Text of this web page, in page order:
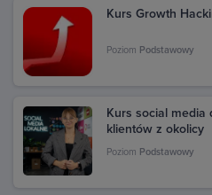
Kurs Growth
Poziom Podstawowy
Kurs social media
klientów z okolicy
Poziom Podstawowy